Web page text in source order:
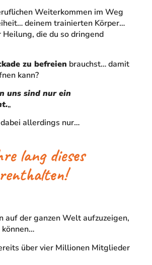
Weiterkommen im Weg
deinem trainierten Körper…
die du so dringend
zu befreien brauchst… damit
kann?
uns sind nur ein
„
allerdings nur…
lang dieses
auf der ganzen Welt aufzuzeigen,
über vier Millionen Mitglieder